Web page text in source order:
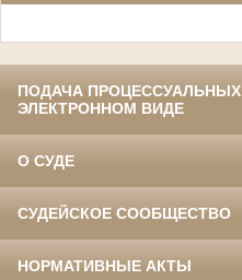
ПОДАЧА
ЭЛЕКТРОННОМ ВИДЕ
О СУДЕ
СУДЕЙСКОЕ СООБЩЕСТВО
НОРМАТИВНЫЕ АКТЫ